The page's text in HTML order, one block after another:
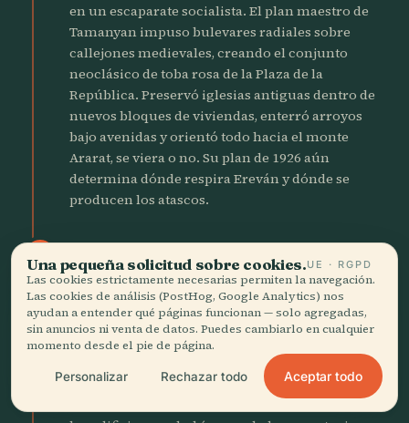
en un escaparate socialista. El plan maestro de
Tamanyan impuso bulevares radiales sobre
callejones medievales, creando el conjunto
neoclásico de toba rosa de la Plaza de la
República. Preservó iglesias antiguas dentro de
nuevos bloques de viviendas, enterró arroyos
bajo avenidas y orientó todo hacia el monte
Ararat, se viera o no. Su plan de 1926 aún
determina dónde respira Ereván y dónde se
producen los atascos.
La Gran Purga llega a
Ereván
El NKVD arrestó a 4.000 ciudadanos en tres
noches, incluido todo el Comité Central del
Partido Comunista Armenio. Antiguos héroes de
la revolución desaparecieron en los sótanos de
Una pequeña solicitud sobre cookies.UE · RGPD
Las cookies estrictamente necesarias permiten la navegación.
Las cookies de análisis (PostHog, Google Analytics) nos
ayudan a entender qué páginas funcionan — solo agregadas,
sin anuncios ni venta de datos. Puedes cambiarlo en cualquier
momento desde el pie de página.
Personalizar Rechazar todo Aceptar todo